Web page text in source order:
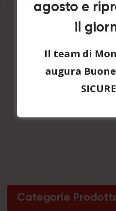
Categorie
agosto e
il
Il team di
augura